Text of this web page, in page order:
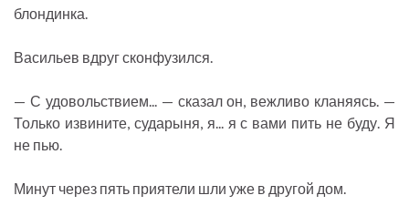
блондинка.
Васильев вдруг сконфузился.
— С удовольствием... — сказал он, вежливо кланяясь. —
Только извините, сударыня, я... я с вами пить не буду. Я
не пью.
Минут через пять приятели шли уже в другой дом.